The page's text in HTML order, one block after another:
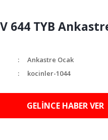
644 TYB
Ankastre Ocak
kocinler-1044
GELİNCE HABER VER